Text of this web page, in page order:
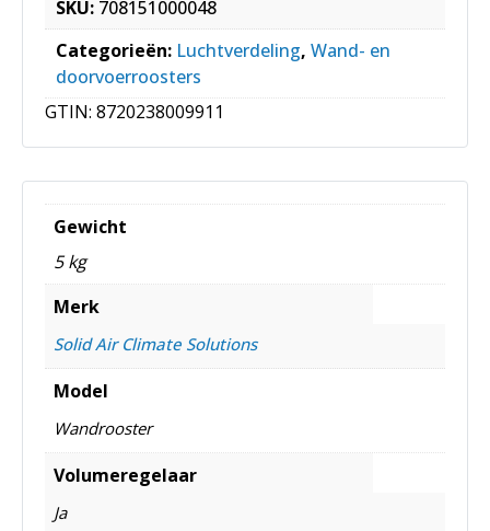
SKU: 708151000048
Categorieën: Luchtverdeling, Wand- en
doorvoerroosters
GTIN: 8720238009911
Gewicht
5 kg
Merk
Solid Air Climate Solutions
Model
Wandrooster
Volumeregelaar
Ja